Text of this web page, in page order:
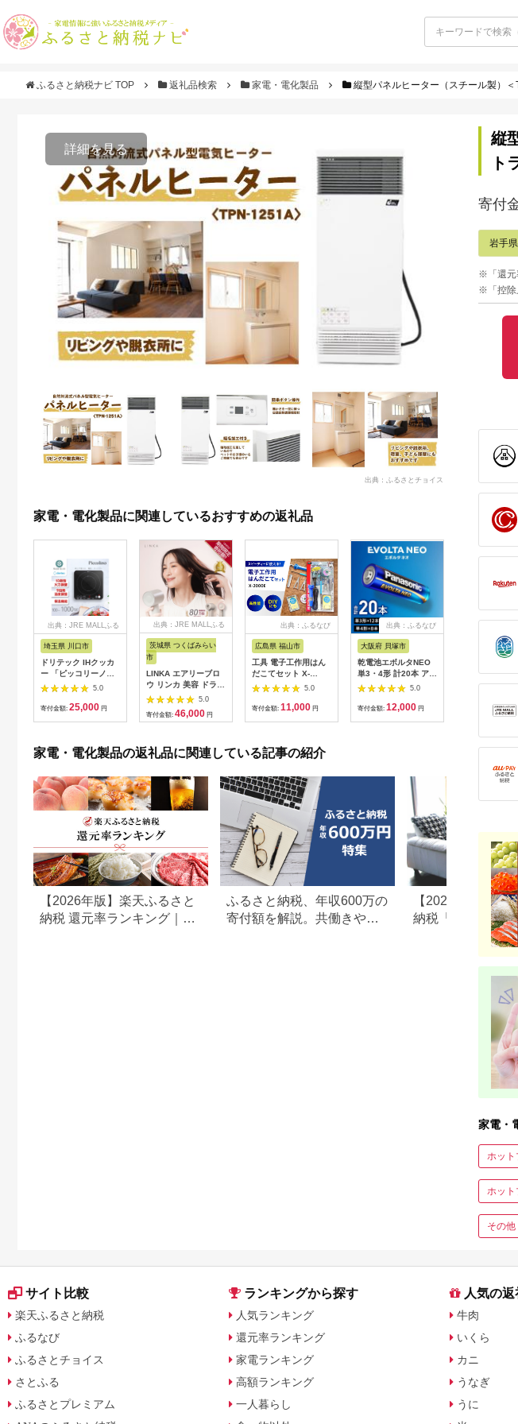
ふるさと納税ナビ TOP 返礼品検索 家電・電化製品 縦型パネルヒーター（スチール製）
詳細を見る
出典：ふるさとチョイス
家電・電化製品に関連しているおすすめの返礼品
出典：JRE MALLふる
埼玉県 川口市
ドリテック IHクッカ
ー 「ピッコリーノ」
ブラック DI-
217BK【1642626】
5.0
寄付金額: 25,000 円
出典：JRE MALLふる
茨城県 つくばみらい
市
LINKA エアリーブロ
ウ リンカ 美容 ドライ
ヤー ヘアケア 髪 エス
テ ギフト ラッピング
贈呈品 プレゼント 母
5.0
寄付金額: 46,000 円
出典：ふるなび
広島県 福山市
工具 電子工作用はん
だこてセット X-
2000E[BAEG004]工
5.0
寄付金額: 11,000 円
出典：ふるなび
大阪府 貝塚市
乾電池エボルタNEO
単3・4形 計20本 アル
カリ乾電池 パナソニ
5.0
寄付金額: 12,000 円
静岡県 浜松市
オーク調 設置
ピアノ
家電・電化製品の返礼品に関連している記事の紹介
【2026年版】楽天ふるさと
納税 還元率ランキング｜高
ふるさと納税、年収600万の
寄付額を解説。共働きや子
【2026年最新版
納税「食べ物以外
の還元率ランキン
縦
ト
寄付
岩手
※「還元
※「控除
家電・
ホット
ホット
その他
サイト比較
楽天ふるさと納税
ふるなび
ふるさとチョイス
さとふる
ふるさとプレミアム
ランキングから探す
人気ランキング
還元率ランキング
家電ランキング
高額ランキング
一人暮らし
人気の
牛肉
いくら
カニ
うなぎ
うに